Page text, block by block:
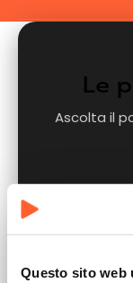
Questo sito web
Le
Ascolta il